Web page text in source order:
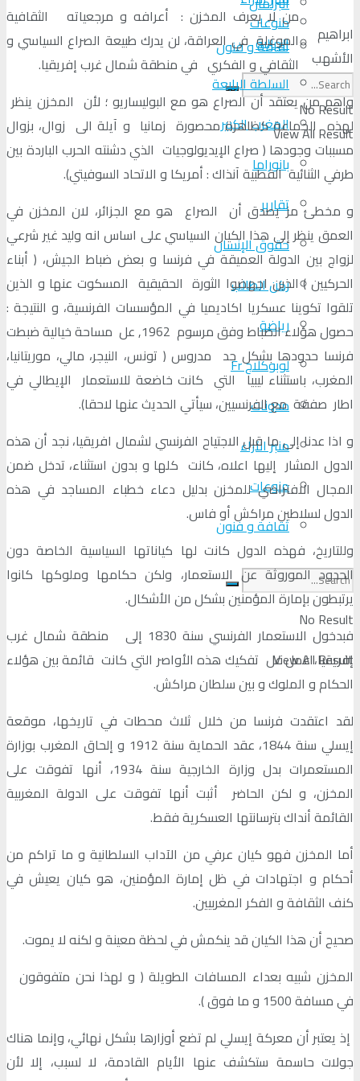
منوعات
ثقافة و فنون
No Result
View All Result
الجالية
السلطة الرابعة
المغرب الكبير
بانوراما
تقارير
حقوق الإنسان
ركن الطالب
رياضة
لوبوكلاج Fr
مدونات
منبر الآراء
منوعات
ثقافة و فنون
No Result
View All Result
ابراهيم
الأشهب
من لا يعرف المخزن : أعرافه و مرجعياته الثقافية
الموغلة في العراقة، لن يدرك طبيعة الصراع السياسي و
الثقافي و الفكري في منطقة شمال غرب إفريقيا.
واهم من يعتقد أن الصراع هو مع البوليساريو ؛ لأن المخزن ينظر
لهذه الجماعة كظاهرة محصورة زمانيا و آيلة الى زوال، بزوال
مسببات وجودها ( صراع الإيديولوجيات الذي دشنته الحرب الباردة بين
طرفي الثنائية القطبية آنذاك : أمريكا و الاتحاد السوفيتي).
و مخطئ مز يصدق أن الصراع هو مع الجزائر، لان المخزن في
العمق ينظر إلى هذا الكيان السياسي على اساس انه وليد غير شرعي
لزواج بين الدولة العميقة في فرنسا و بعض ضباط الجيش، ( أبناء
الحركيين ) الذين اجهضوا الثورة الحقيقية المسكوت عنها و الذين
تلقوا تكوينا عسكريا اكاديميا في المؤسسات الفرنسية، و النتيجة :
حصول هؤلاء الضباط وفق مرسوم 1962, عل مساحة خيالية ضبطت
فرنسا حدودها بشكل جد مدروس ( تونس، النيجر، مالي، موريتانيا،
المغرب، باستثناء ليبيا التي كانت خاضعة للاستعمار الإيطالي في
اطار صفقة مع الفرنسيين، سيأتي الحديث عنها لاحقا).
و اذا عدنا إلى ما قبل الاجتياح الفرنسي لشمال افريقيا، نجد أن هذه
الدول المشار إليها اعلاه، كانت كلها و بدون استثناء، تدخل ضمن
المجال الافتراضي للمخزن بدليل دعاء خطباء المساجد في هذه
الدول لسلاطين مراكش أو فاس.
وللتاريخ، فهذه الدول كانت لها كياناتها السياسية الخاصة دون
الحدود الموروثة عن الاستعمار، ولكن حكامها وملوكها كانوا
يرتبطون بإمارة المؤمنين بشكل من الأشكال.
فبدخول الاستعمار الفرنسي سنة 1830 إلى منطقة شمال غرب
إفريقيا، عمل عل تفكيك هذه الأواصر التي كانت قائمة بين هؤلاء
الحكام و الملوك و بين سلطان مراكش.
لقد اعتقدت فرنسا من خلال ثلاث محطات في تاريخها، موقعة
إيسلي سنة 1844، عقد الحماية سنة 1912 و إلحاق المغرب بوزارة
المستعمرات بدل وزارة الخارجية سنة 1934، أنها تفوقت على
المخزن، و لكن الحاضر أثبت أنها تفوقت على الدولة المغربية
القائمة أنداك بترسانتها العسكرية فقط.
أما المخزن فهو كيان عرفي من الآداب السلطانية و ما تراكم من
أحكام و اجتهادات في ظل إمارة المؤمنين، هو كيان يعيش في
كنف الثقافة و الفكر المغربيين.
صحيح أن هذا الكيان قد ينكمش في لحظة معينة و لكنه لا يموت.
المخزن شبيه بعداء المسافات الطويلة ( و لهذا نحن متفوقون
في مسافة 1500 و ما فوق ).
إذ يعتبر أن معركة إيسلي لم تضع أوزارها بشكل نهائي، وإنما هناك
جولات حاسمة ستكشف عنها الأيام القادمة، لا لسبب، إلا لأن